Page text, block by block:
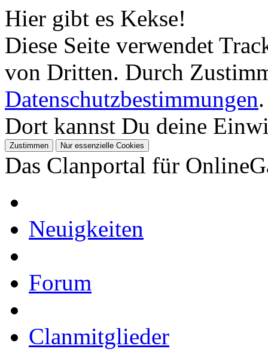
Hier gibt es Kekse!
Diese Seite verwendet
von Dritten. Durch
Datenschutzbestimmungen.
Dort kannst Du deine
Das Clanportal für
Neuigkeiten
Forum
Clanmitglieder